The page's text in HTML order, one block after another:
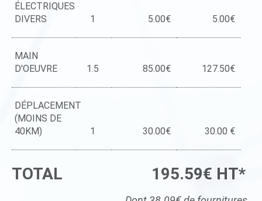
ÉLECTRIQUES
DIVERS
1 5.00€ 5.00€
MAIN
D'OEUVRE
1.5 85.00€ 127.50€
DÉPLACEMENT
(MOINS DE
40KM)
1 30.00€ 30.00 €
TOTAL 195.59€ HT*